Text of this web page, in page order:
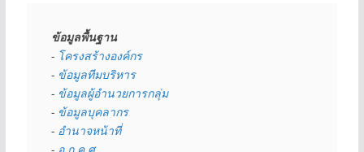
ข้อมูลพื้นฐาน
- โครงสร้างองค์กร
- ข้อมูลทีมบริหาร
- ข้อมูลผู้อำนวยการกลุ่ม
- ข้อมูลบุคลากร
- อำนาจหน้าที่